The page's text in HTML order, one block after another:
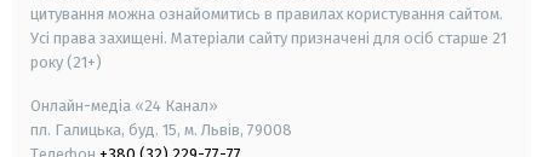
цитування можна ознайомитись в правилах користування сайтом.
Усі права захищені. Матеріали сайту призначені для осіб старше 21
року (21+)
Онлайн-медіа «24 Канал»
пл. Галицька, буд. 15, м. Львів, 79008